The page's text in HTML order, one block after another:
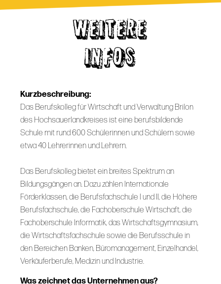
WEITERE
INFOS
Kurzbeschreibung:
Das Berufskolleg für Wirtschaft und Verwaltung Brilon
des Hochsauerlandkreises ist eine berufsbildende
Schule mit rund 600 Schülerinnen und Schülern sowie
etwa 40 Lehrerinnen und Lehrern.
Das Berufskolleg bietet ein breites Spektrum an
Bildungsgängen an. Dazu zählen Internationale
Förderklassen, die Berufsfachschule I und II, die Höhere
Berufsfachschule, die Fachoberschule Wirtschaft, die
Fachoberschule Informatik, das Wirtschaftsgymnasium,
die Wirtschaftsfachschule sowie die Berufsschule in
den Bereichen Banken, Büromanagement, Einzelhandel,
Verkäuferberufe, Medizin und Industrie.
Was zeichnet das Unternehmen aus?